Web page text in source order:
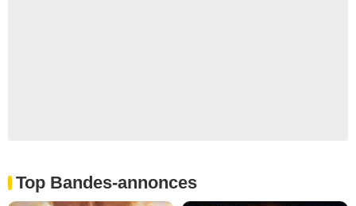
Top Bandes-annonces